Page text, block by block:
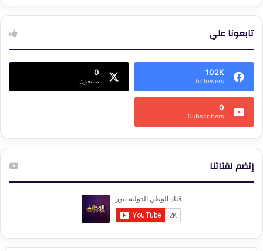
تابعونا علي
102K
followers
0
متابعون
0
Subscribers
إنضم لقناتنا